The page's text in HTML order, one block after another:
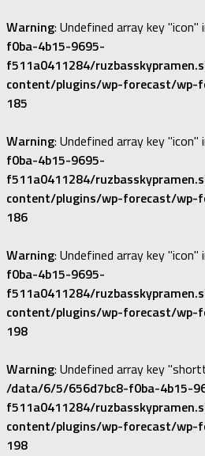
Warning: Undefined array key "icon"
f0ba-4b15-9695-
f511a0411284/
content/plugins/wp-forecast/wp-
185
Warning: Undefined array key "icon"
f0ba-4b15-9695-
f511a0411284/
content/plugins/wp-forecast/wp-
186
Warning: Undefined array key "icon"
f0ba-4b15-9695-
f511a0411284/
content/plugins/wp-forecast/wp-
198
Warning: Undefined array key
/data/6/5/656d7bc8-f0ba-4b15-
f511a0411284/
content/plugins/wp-forecast/wp-
198